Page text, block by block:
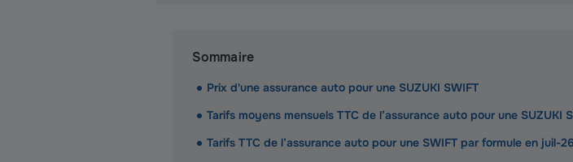
Sommaire
Prix d'une assurance auto pour une SUZUKI SWIFT
Tarifs moyens mensuels TTC de l’assurance auto pour une SUZUKI
Tarifs TTC de l’assurance auto pour une SWIFT par formule en juil-26